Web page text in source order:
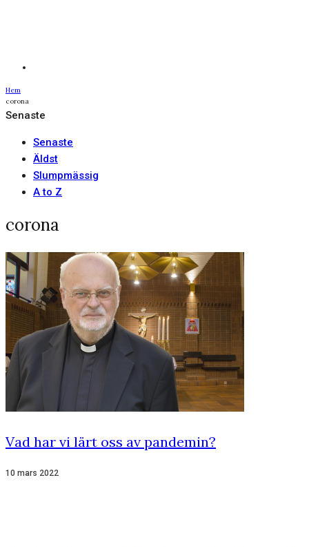
Hem
corona
Senaste
Senaste
Äldst
Slumpmässig
A to Z
corona
Vad har vi lärt oss av pandemin?
10 mars 2022